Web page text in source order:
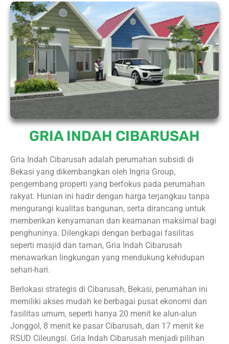
GRIA INDAH CIBARUSAH
Gria Indah Cibarusah adalah perumahan subsidi di
Bekasi yang dikembangkan oleh Ingria Group,
pengembang properti yang berfokus pada perumahan
rakyat. Hunian ini hadir dengan harga terjangkau tanpa
mengurangi kualitas bangunan, serta dirancang untuk
memberikan kenyamanan dan keamanan maksimal bagi
penghuninya. Dilengkapi dengan berbagai fasilitas
seperti masjid dan taman, Gria Indah Cibarusah
menawarkan lingkungan yang mendukung kehidupan
sehari-hari.
Berlokasi strategis di Cibarusah, Bekasi, perumahan ini
memiliki akses mudah ke berbagai pusat ekonomi dan
fasilitas umum, seperti hanya 20 menit ke alun-alun
Jonggol, 8 menit ke pasar Cibarusah, dan 17 menit ke
RSUD Cileungsi. Gria Indah Cibarusah menjadi pilihan